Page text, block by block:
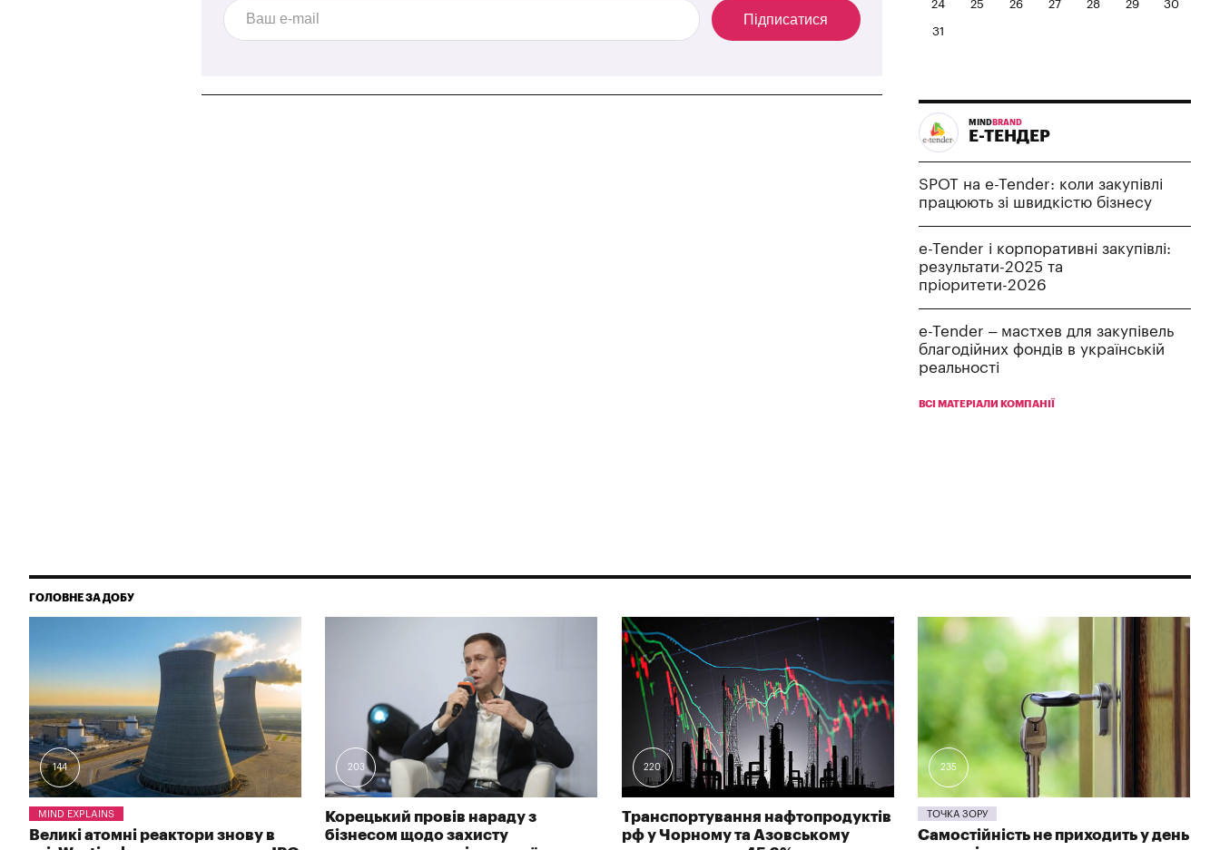
Підписатися
24 25 26 27 28 29 30
31
MIND BRAND
Е-ТЕНДЕР
SPOT на e-Tender: коли закупівлі
працюють зі швидкістю бізнесу
e-Tender і корпоративні закупівлі:
результати-2025 та
пріоритети-2026
e-Tender – мастхев для закупівель
благодійних фондів в українській
реальності
ВСІ МАТЕРІАЛИ КОМПАНІЇ
ГОЛОВНЕ ЗА ДОБУ
144
MIND EXPLAINS
Великі атомні реактори знову в
203
Корецький провів нараду з
бізнесом щодо захисту
220
Транспортування нафтопродуктів
рф у Чорному та Азовському
235
ТОЧКА ЗОРУ
Самостійність не приходить у день